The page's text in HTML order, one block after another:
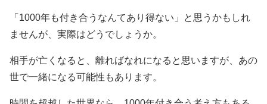
「1000年も付き合うなんてあり得ない」と思うかもしれ
ませんが、実際はどうでしょうか。
相手が亡くなると、離ればなれになると思いますが、あの
世で一緒になる可能性もあります。